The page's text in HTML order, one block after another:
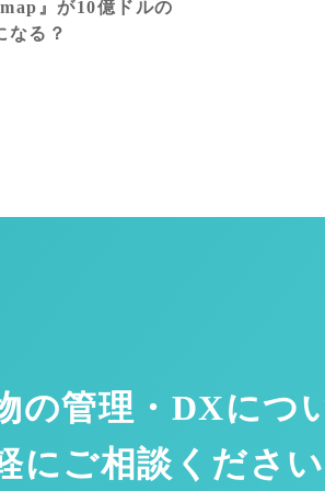
map』が10億ドルの
なる？
の管理・DXにつ
にご相談くださ